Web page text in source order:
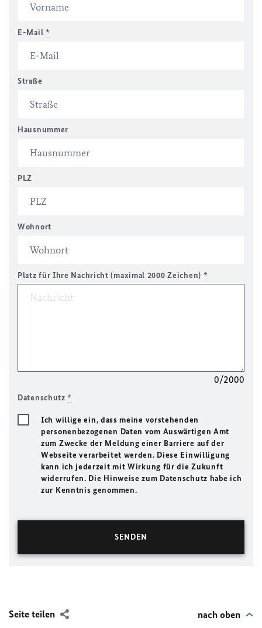
E-Mail *
Straße
Hausnummer
PLZ
Wohnort
Platz für Ihre Nachricht (maximal 2000 Zeichen) *
0/2000
Datenschutz*
Ich willige ein, dass meine vorstehenden
personenbezogenen Daten vom Auswärtigen Amt
zum Zwecke der Meldung einer Barriere auf der
Webseite verarbeitet werden. Diese Einwilligung
kann ich jederzeit mit Wirkung für die Zukunft
widerrufen. Die Hinweise zum Datenschutz habe ich
zur Kenntnis genommen.
Seite teilen nach oben